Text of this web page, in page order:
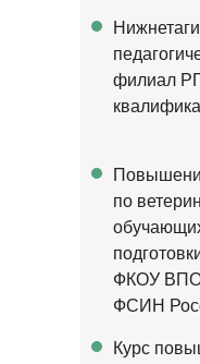
филиал
по
ФКОУ ВПО
ФСИН
Курс